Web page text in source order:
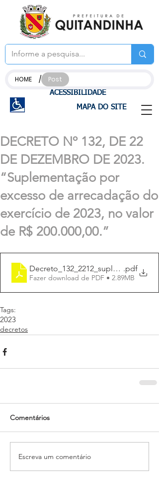
ACESSIBILIDADE
MAPA DO SITE
HOME / Post
DECRETO Nº 132, DE 22
DE DEZEMBRO DE 2023.
“Suplementação por
excesso de arrecadação do
exercício de 2023, no valor
de R$ 200.000,00.”
.pdf
Fazer download de PDF • 2.89MB
Tags:
2023
decretos
Comentários
Escreva um comentário